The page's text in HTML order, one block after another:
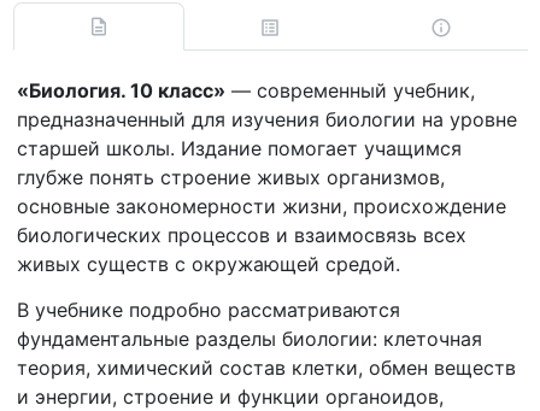
«Биология. 10 класс» — современный учебник,
предназначенный для изучения биологии на уровне
старшей школы. Издание помогает учащимся
глубже понять строение живых организмов,
основные закономерности жизни, происхождение
биологических процессов и взаимосвязь всех
живых существ с окружающей средой.
В учебнике подробно рассматриваются
фундаментальные разделы биологии: клеточная
теория, химический состав клетки, обмен веществ
и энергии, строение и функции органоидов,